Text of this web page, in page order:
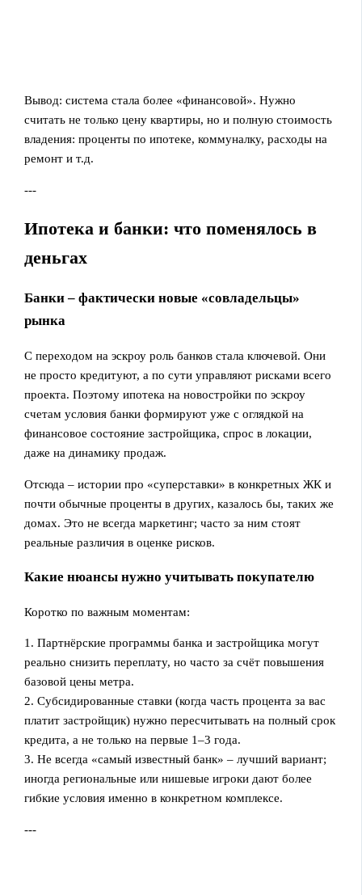
Вывод: система стала более «финансовой». Нужно
считать не только цену квартиры, но и полную стоимость
владения: проценты по ипотеке, коммуналку, расходы на
ремонт и т.д.
---
Ипотека и банки: что поменялось в
деньгах
Банки – фактически новые «совладельцы»
рынка
С переходом на эскроу роль банков стала ключевой. Они
не просто кредитуют, а по сути управляют рисками всего
проекта. Поэтому ипотека на новостройки по эскроу
счетам условия банки формируют уже с оглядкой на
финансовое состояние застройщика, спрос в локации,
даже на динамику продаж.
Отсюда – истории про «суперставки» в конкретных ЖК и
почти обычные проценты в других, казалось бы, таких же
домах. Это не всегда маркетинг; часто за ним стоят
реальные различия в оценке рисков.
Какие нюансы нужно учитывать покупателю
Коротко по важным моментам:
1. Партнёрские программы банка и застройщика могут
реально снизить переплату, но часто за счёт повышения
базовой цены метра.
2. Субсидированные ставки (когда часть процента за вас
платит застройщик) нужно пересчитывать на полный срок
кредита, а не только на первые 1–3 года.
3. Не всегда «самый известный банк» – лучший вариант;
иногда региональные или нишевые игроки дают более
гибкие условия именно в конкретном комплексе.
---